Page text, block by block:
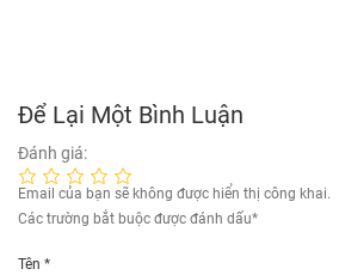
Để Lại Một Bình Luận
Đánh giá:
Email của bạn sẽ không được hiển thị công khai.
Các trường bắt buộc được đánh dấu*
Tên *